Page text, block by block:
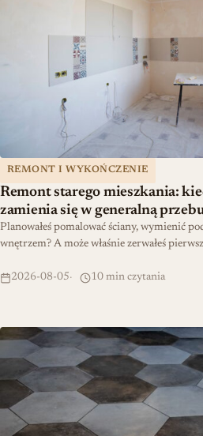
REMONT I WYKOŃCZENIE
Remont starego mieszkania:
zamienia się w generalną
Planowałeś pomalować ściany, wymienić
wnętrzem? A może właśnie zerwałeś
2026-08-05 10 min czytania
Podłogi bez fug: nowoczesne